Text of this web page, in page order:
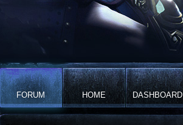
FORUM HOME DASHBOARD